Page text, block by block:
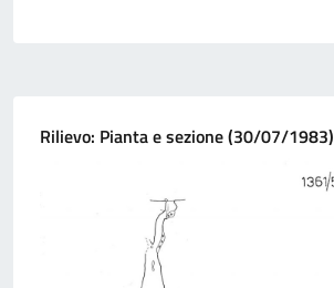
Rilievo: Pianta e sezione (30/07/1983)